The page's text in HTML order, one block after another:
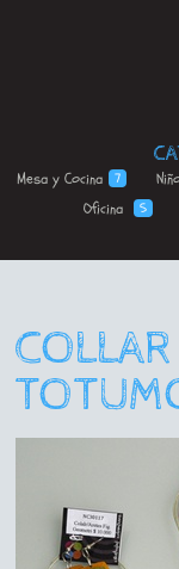
Mesa y Cocina 7
Oficina
5